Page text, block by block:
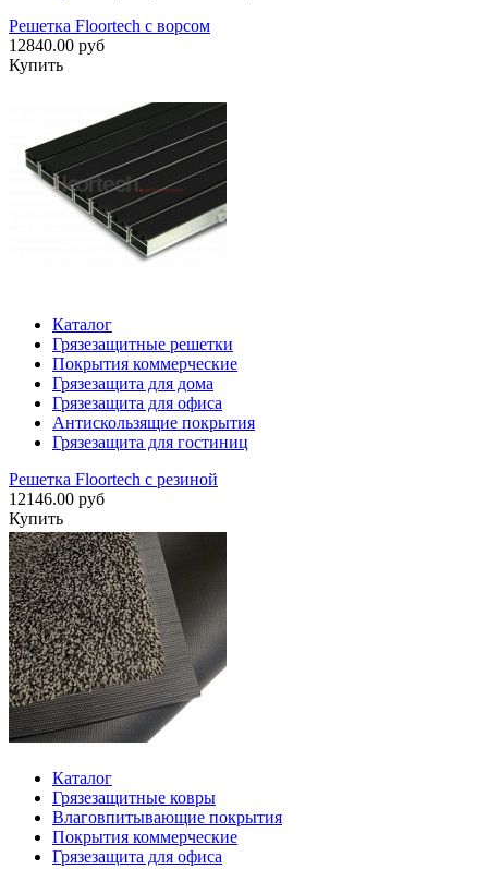
Решетка Floortech с ворсом
12840.00 руб
Купить
Каталог
Грязезащитные решетки
Покрытия коммерческие
Грязезащита для дома
Грязезащита для офиса
Антискользящие покрытия
Грязезащита для гостиниц
Решетка Floortech с резиной
12146.00 руб
Купить
Каталог
Грязезащитные ковры
Влаговпитывающие покрытия
Покрытия коммерческие
Грязезащита для офиса